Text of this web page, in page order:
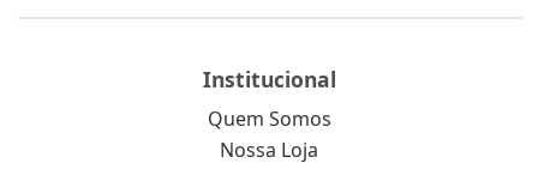
Institucional
Quem Somos
Nossa Loja